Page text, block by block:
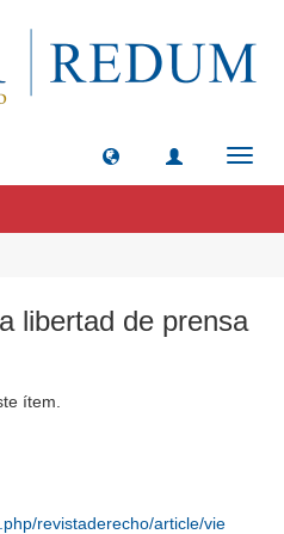
libertad de prensa
ítem.
revistaderecho/article/vie